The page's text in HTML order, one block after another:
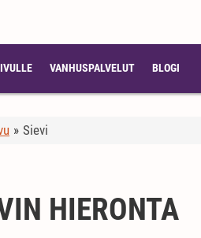
VANHUSPALVELUT BLOGI
» Sievi
HIERONTA